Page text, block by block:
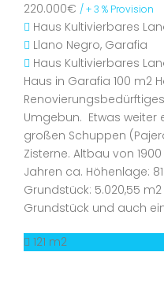
220.000€ / + 3 % Provision
Haus Kultivierbares
Llano Negro, Garafia
Haus Kultivierbares
Haus in Garafia 100 m2
Umgebun. Etwas weiter
großen Schuppen
Zisterne. Altbau von
Jahren ca. Höhenlage:
Grundstück: 5.020,55
Grundstück und auch
121 m2